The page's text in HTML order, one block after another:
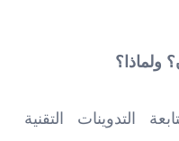
ولماذا؟
التدوينات التقنية